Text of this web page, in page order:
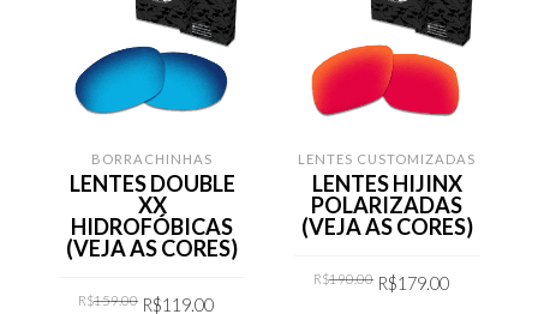
BORRACHINHAS
LENTES DOUBLE
XX
HIDROFÓBICAS
(VEJA AS CORES)
R$159.00 Original
R$119.00
LENTES CUSTOMIZADAS
LENTES HIJINX
POLARIZADAS
(VEJA AS CORES)
R$190.00 Original
price
R$179.00